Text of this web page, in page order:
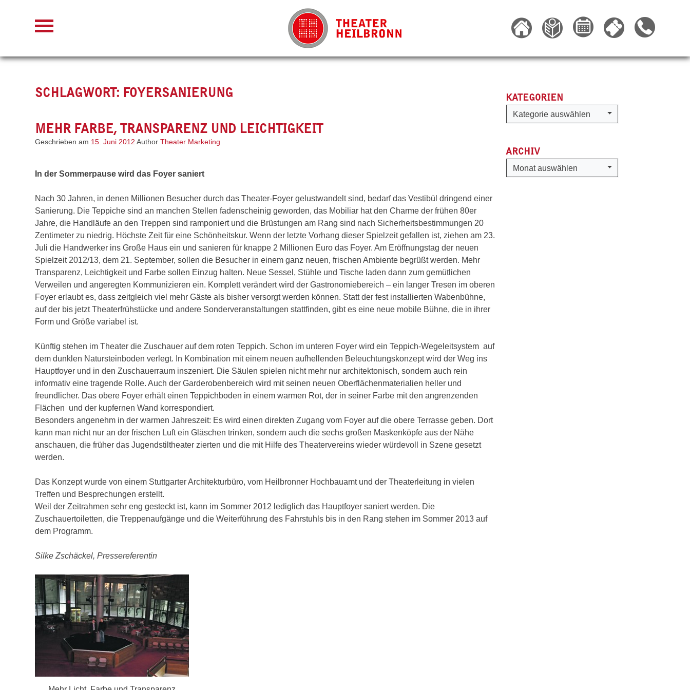
SCHLAGWORT: FOYERSANIERUNG
MEHR FARBE, TRANSPARENZ UND LEICHTIGKEIT
Geschrieben am 15. Juni 2012 Author Theater Marketing
In der Sommerpause wird das Foyer saniert
Nach 30 Jahren, in denen Millionen Besucher durch das Theater-Foyer gelustwandelt sind, bedarf das Vestibül dringend einer
Sanierung. Die Teppiche sind an manchen Stellen fadenscheinig geworden, das Mobiliar hat den Charme der frühen 80er
Jahre, die Handläufe an den Treppen sind ramponiert und die Brüstungen am Rang sind nach Sicherheitsbestimmungen 20
Zentimeter zu niedrig. Höchste Zeit für eine Schönheitskur. Wenn der letzte Vorhang dieser Spielzeit gefallen ist, ziehen am 23.
Juli die Handwerker ins Große Haus ein und sanieren für knappe 2 Millionen Euro das Foyer. Am Eröffnungstag der neuen
Spielzeit 2012/13, dem 21. September, sollen die Besucher in einem ganz neuen, frischen Ambiente begrüßt werden. Mehr
Transparenz, Leichtigkeit und Farbe sollen Einzug halten. Neue Sessel, Stühle und Tische laden dann zum gemütlichen
Verweilen und angeregten Kommunizieren ein. Komplett verändert wird der Gastronomiebereich – ein langer Tresen im oberen
Foyer erlaubt es, dass zeitgleich viel mehr Gäste als bisher versorgt werden können. Statt der fest installierten Wabenbühne,
auf der bis jetzt Theaterfrühstücke und andere Sonderveranstaltungen stattfinden, gibt es eine neue mobile Bühne, die in ihrer
Form und Größe variabel ist.
Künftig stehen im Theater die Zuschauer auf dem roten Teppich. Schon im unteren Foyer wird ein Teppich-Wegeleitsystem auf
dem dunklen Natursteinboden verlegt. In Kombination mit einem neuen aufhellenden Beleuchtungskonzept wird der Weg ins
Hauptfoyer und in den Zuschauerraum inszeniert. Die Säulen spielen nicht mehr nur architektonisch, sondern auch rein
informativ eine tragende Rolle. Auch der Garderobenbereich wird mit seinen neuen Oberflächenmaterialien heller und
freundlicher. Das obere Foyer erhält einen Teppichboden in einem warmen Rot, der in seiner Farbe mit den angrenzenden
Flächen und der kupfernen Wand korrespondiert.
Besonders angenehm in der warmen Jahreszeit: Es wird einen direkten Zugang vom Foyer auf die obere Terrasse geben. Dort
kann man nicht nur an der frischen Luft ein Gläschen trinken, sondern auch die sechs großen Maskenköpfe aus der Nähe
anschauen, die früher das Jugendstiltheater zierten und die mit Hilfe des Theatervereins wieder würdevoll in Szene gesetzt
werden.
Das Konzept wurde von einem Stuttgarter Architekturbüro, vom Heilbronner Hochbauamt und der Theaterleitung in vielen
Treffen und Besprechungen erstellt.
Weil der Zeitrahmen sehr eng gesteckt ist, kann im Sommer 2012 lediglich das Hauptfoyer saniert werden. Die
Zuschauertoiletten, die Treppenaufgänge und die Weiterführung des Fahrstuhls bis in den Rang stehen im Sommer 2013 auf
dem Programm.
Silke Zschäckel, Pressereferentin
KATEGORIEN
Kategorien
Kategorie auswählen
ARCHIV
Archiv
Monat auswählen